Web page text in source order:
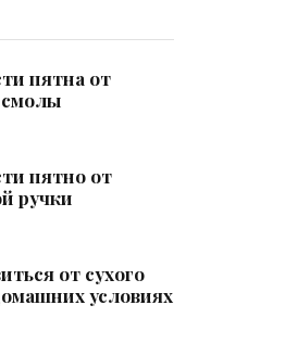
пятна от
смолы
пятно от
ручки
от сухого
условиях